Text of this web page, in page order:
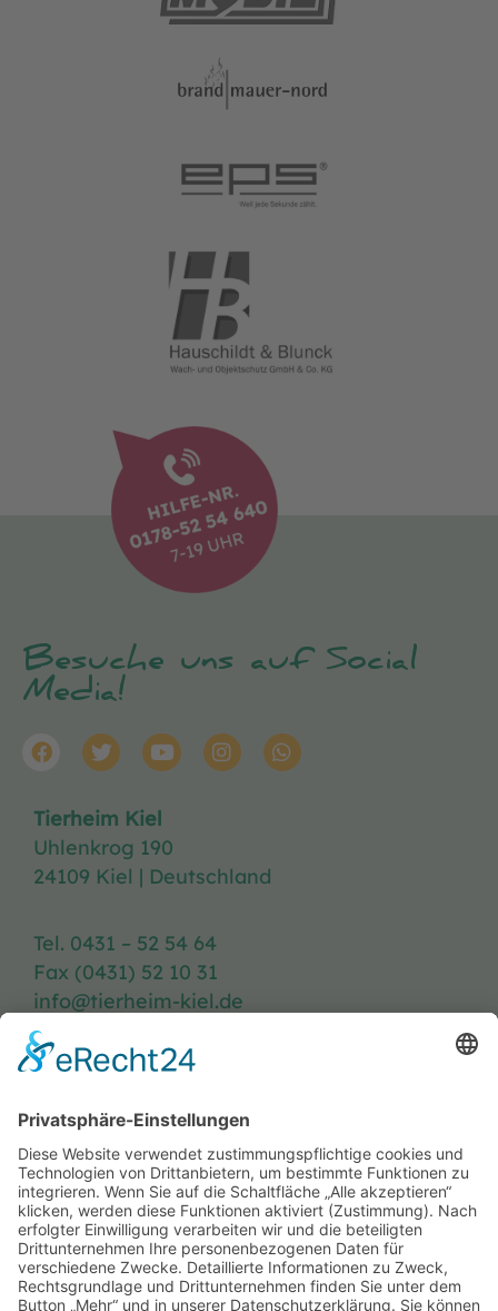
Besuche uns auf Social
Media!
Tierheim Kiel
Uhlenkrog 190
24109 Kiel | Deutschland
Tel. 0431 – 52 54 64
Fax (0431) 52 10 31
info@tierheim-kiel.de
Spenden
Kontakt & Anfahrt
Öffnungszeiten
Stellenangebote
FAQ
Impressum